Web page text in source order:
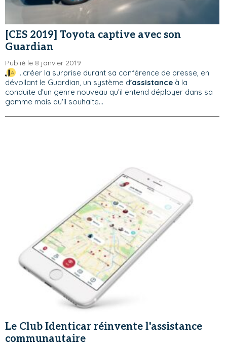
[CES 2019] Toyota captive avec son
Guardian
Publié le 8 janvier 2019
...créer la surprise durant sa conférence de presse, en
dévoilant le Guardian, un système d'assistance à la
conduite d'un genre nouveau qu'il entend déployer dans sa
gamme mais qu'il souhaite...
Le Club Identicar réinvente l'assistance
communautaire